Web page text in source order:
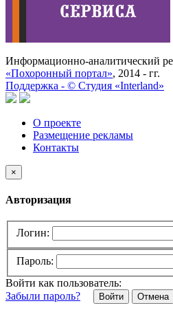
Информационно-аналитический
«Похоронный портал», 2014 - гг.
Поддержка - © Cтудия «Interland»
О проекте
Размещение рекламы
Контакты
×
Авторизация
Логин:
Пароль:
Войти как пользователь:
Забыли пароль?
Отмена